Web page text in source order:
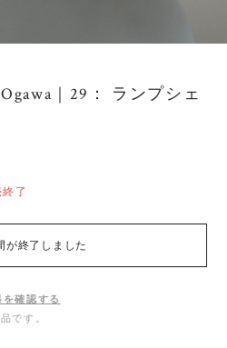
｜29： ランプシェ
了
が終了しました
を確認する
です。